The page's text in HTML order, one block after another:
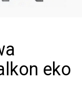
eko